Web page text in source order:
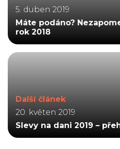
5. duben 2019
Máte podáno?
rok 2018
Další článek
20. květen 2019
Slevy na dani 2019 –